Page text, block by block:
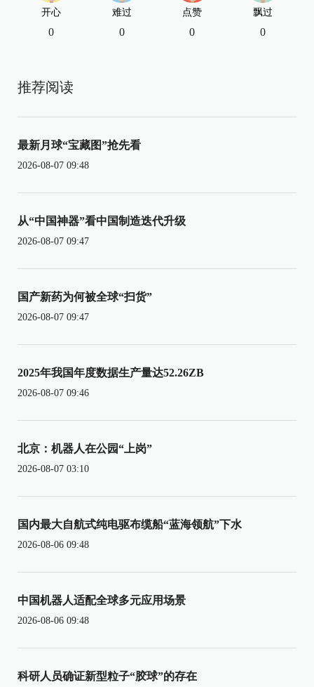
开心
0
难过
0
点赞
0
飘过
0
推荐阅读
最新月球“宝藏图”抢先看
2026-08-07 09:48
从“中国神器”看中国制造迭代升级
2026-08-07 09:47
国产新药为何被全球“扫货”
2026-08-07 09:47
2025年我国年度数据生产量达52.26ZB
2026-08-07 09:46
北京：机器人在公园“上岗”
2026-08-07 03:10
国内最大自航式纯电驱布缆船“蓝海领航”下水
2026-08-06 09:48
中国机器人适配全球多元应用场景
2026-08-06 09:48
科研人员确证新型粒子“胶球”的存在